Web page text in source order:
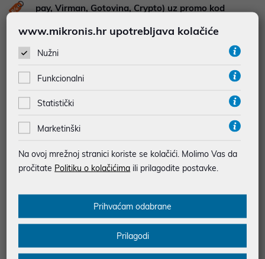
pay, Virman, Gotovina, Crypto) uz promo kod
DOSTUPNOST NA UPIT
Dodaj u favorite
najam za pravne osobe od 12 do 36 mj. već od0,25 €
JAMSTVO 12 MJ.
BESPLATNA DOSTAVA ZA NARUDŽBE IZNAD 66,36€
www.mikronis.hr upotrebljava kolačiće
Nužni
Funkcionalni
Statistički
Marketinški
Na ovoj mrežnoj stranici koriste se kolačići. Molimo Vas da
pročitate Politiku o kolačićima ili prilagodite postavke.
Prihvaćam odabrane
Prilagodi